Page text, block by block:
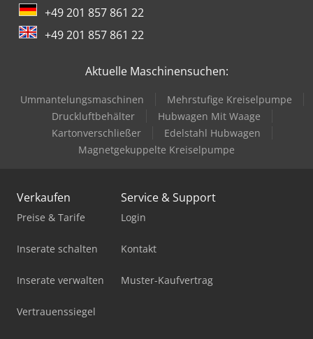
+49 201 857 861 22
+49 201 857 861 22
Aktuelle Maschinensuchen:
Ummantelungsmaschinen
Mehrstufige Kreiselpumpe
Druckluftbehälter
Hubwagen Mit Waage
Kartonverschließer
Edelstahl Hubwagen
Magnetgekuppelte Kreiselpumpe
Verkaufen
Preise & Tarife
Inserate schalten
Inserate verwalten
Vertrauenssiegel
Service & Support
Login
Kontakt
Muster-Kaufvertrag